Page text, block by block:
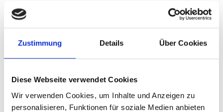
Zustimmung Details Über Cookies
Diese Webseite verwendet Cookies
Wir verwenden Cookies, um Inhalte und Anzeigen zu
personalisieren, Funktionen für soziale Medien anbieten
Auf Benutzerfreundlichkeit, intelligente Meta-